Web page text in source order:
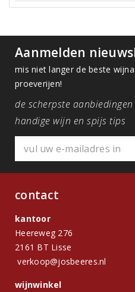
Aanmelden
mis niet langer de beste
proeverijen!
de scherpste aanbiedingen
handige wijn en spijs tips
contact
kantoor
Heereweg 276
2161 BT Lisse
verkoop@josbeeres.nl
wijnwinkel